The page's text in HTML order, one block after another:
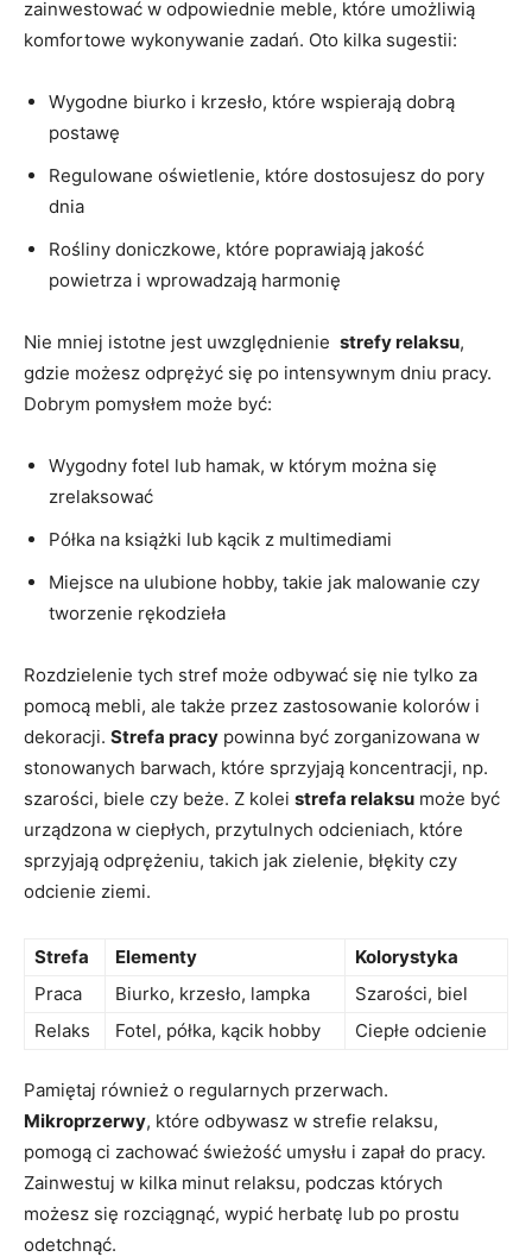
zainwestować w ⁤odpowiednie meble, które umożliwią⁢
komfortowe‌ wykonywanie zadań. Oto kilka⁤ sugestii:
Wygodne⁤ biurko i krzesło,⁤ które ‍wspierają dobrą
postawę
Regulowane‍ oświetlenie, które dostosujesz do pory
dnia
Rośliny doniczkowe, które‌ poprawiają jakość
powietrza i wprowadzają harmonię
Nie‍ mniej istotne jest⁤ uwzględnienie ‌ strefy relaksu,
gdzie możesz odprężyć się po intensywnym ​dniu pracy.
Dobrym pomysłem może ⁤być:
Wygodny fotel⁣ lub hamak, w którym można się
⁢zrelaksować
Półka‍ na ⁣książki lub kącik z ‌multimediami
Miejsce na⁤ ulubione ⁤hobby, takie jak ⁣malowanie czy⁣
tworzenie rękodzieła
Rozdzielenie tych ‍stref może odbywać się‌ nie tylko za
pomocą ‌mebli, ‍ale także przez zastosowanie ⁣kolorów ⁤i⁣
dekoracji. Strefa‌ pracy powinna ‌być zorganizowana w
‌stonowanych barwach, które sprzyjają ‍koncentracji, np.
szarości, ⁤biele czy⁣ beże. Z kolei strefa relaksu może być
‌urządzona w ciepłych,⁢ przytulnych odcieniach, które
sprzyjają odprężeniu, takich jak‌ zielenie, błękity czy
odcienie ziemi.
Strefa Elementy
Kolorystyka
Praca
Biurko, krzesło, lampka
Szarości, biel
Relaks
Fotel,⁢ półka, kącik hobby Ciepłe odcienie
Pamiętaj⁤ również o regularnych przerwach.
Mikroprzerwy, które odbywasz w ⁤strefie relaksu,
pomogą ci⁣ zachować ‍świeżość umysłu i zapał ‍do pracy.
Zainwestuj w kilka minut relaksu,‍ podczas​ których
możesz się rozciągnąć, ​wypić herbatę lub po prostu
odetchnąć.